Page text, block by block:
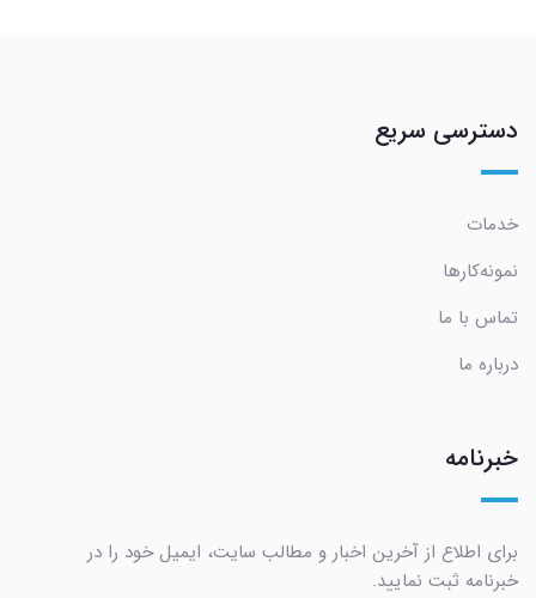
دسترسی سریع
خدمات
نمونه‌کارها
تماس با ما
درباره ما
خبرنامه
برای اطلاع از آخرین اخبار و مطالب سایت، ایمیل خود را در
خبرنامه ثبت نمایید.